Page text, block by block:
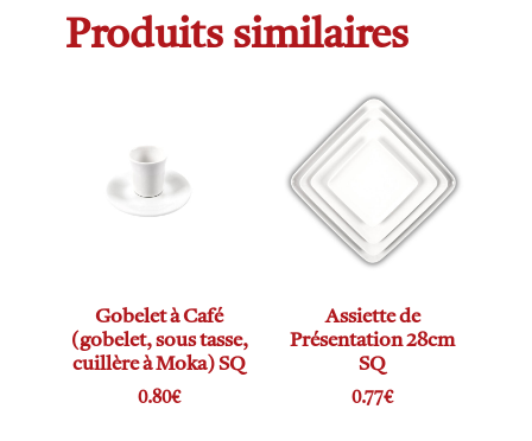
Produits similaires
Gobelet à Café
(gobelet, sous tasse,
cuillère à Moka) SQ
0.80€
Assiette de
Présentation 28cm
SQ
0.77€